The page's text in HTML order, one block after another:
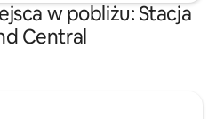
w pobliżu: Stacja
Central